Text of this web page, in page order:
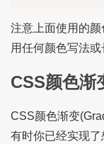
注意上面使用的
用任何颜色写法或
CSS颜色渐
CSS颜色渐变
有时你已经实现